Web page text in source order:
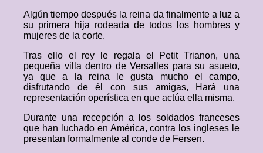
Algún tiempo después la reina da finalmente a luz a
su primera hija rodeada de todos los hombres y
mujeres de la corte.
Tras ello el rey le regala el Petit Trianon, una
pequeña villa dentro de Versalles para su asueto,
ya que a la reina le gusta mucho el campo,
disfrutando de él con sus amigas, Hará una
representación operística en que actúa ella misma.
Durante una recepción a los soldados franceses
que han luchado en América, contra los ingleses le
presentan formalmente al conde de Fersen.